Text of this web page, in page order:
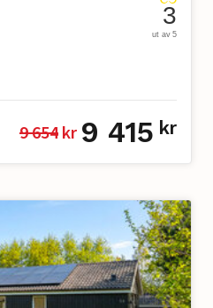
3
ut av 5
9 654 kr 9 415 kr